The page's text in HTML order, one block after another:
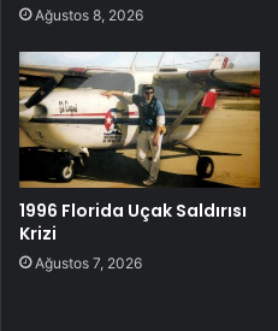
Ağustos 8, 2026
1996 Florida Uçak Saldırısı
Krizi
Ağustos 7, 2026